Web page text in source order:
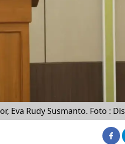
Eva Rudy Susmanto. Foto :